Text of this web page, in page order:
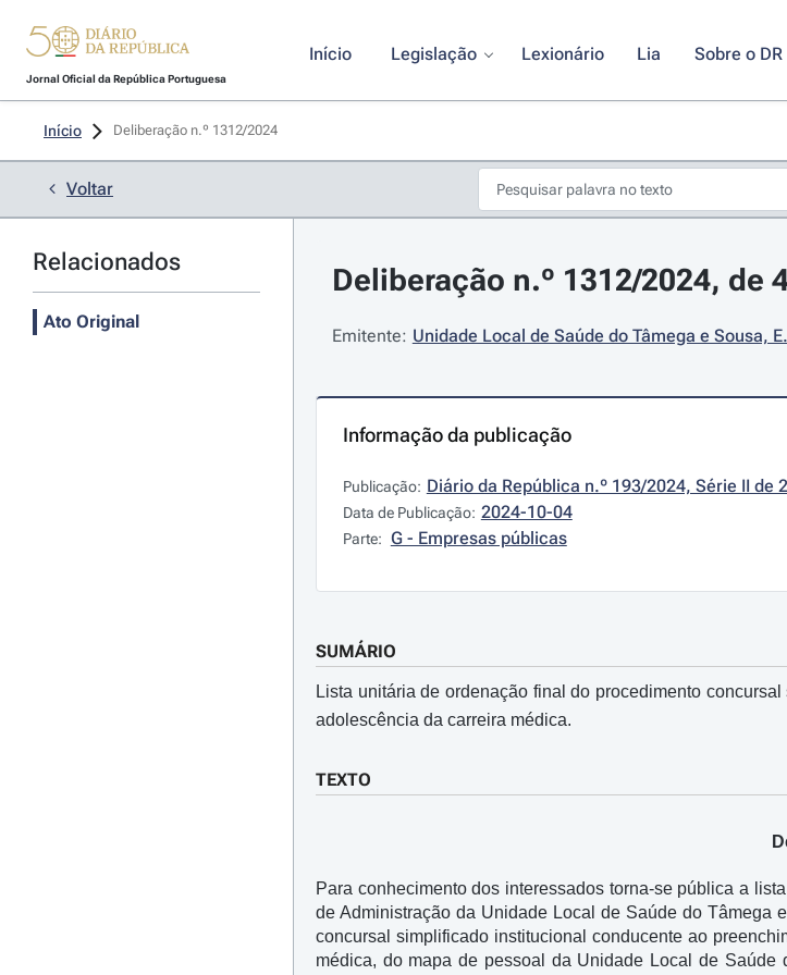
Jornal Oficial da República Portuguesa
Início Legislação Lexionário Lia Sobre o DR
Início Deliberação n.º 1312/2024
Voltar
Relacionados
Ato Original
Deliberação n.º 1312/2024, de
Emitente: Unidade Local de Saúde do Tâmega e Sousa,
Informação da publicação
Publicação: Diário da República n.º 193/2024, Série II de
Data de Publicação: 2024-10-04
Parte: G - Empresas públicas
SUMÁRIO
Lista unitária de ordenação final do procedimento
adolescência da carreira médica.
TEXTO
Para conhecimento dos interessados torna-se pública a
de Administração da Unidade Local de Saúde do Tâmega
concursal simplificado institucional conducente ao
médica, do mapa de pessoal da Unidade Local de